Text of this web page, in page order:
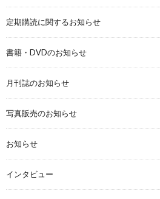
定期購読に関するお知らせ
書籍・DVDのお知らせ
月刊誌のお知らせ
写真販売のお知らせ
お知らせ
インタビュー